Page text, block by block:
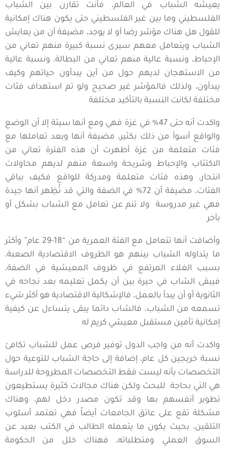
يعيشه الشباب في العالم، فأنت تقارن بين الشباب
الفلسطيني وما بين غير الفلسطيني حتى يكون هناك إمكانية
للقول هل هناك مؤشر رضا أو لا يوجد، مضيفة أن من يعايش
الشباب ويتعامل معهم سيرى نسبة كبيرة منهم تعاني من
الإحباط، ونسبة عالية منهم تعاني من البطالة، ونسبة عالية
من الاستهجان لديهم حول من أين يبدأون حياتهم وكيف
يبدأون، ولذلك فالمؤشر غير صحيح ولو تم استهداف فئات
مختلفة لكانت النسبة بالتأكيد مختلفة
واكدت أنه حتى 47% في غزة فهي ومع أنها سيئة إلا أن الوضع
والواقع أسوأ من ذلك بكثير، مضيفة أنها وبعد تعاملها مع
فئات متعلمة من غزة أظهرت أن هذه الفترة تعاني من
الاكتئاب والإحباط وشريحة واسعة منهم لديهم محاولات
انتحار، وهذه فئات متعلمة ومدركة للواقع فكيف بباقي
الفئات، مضيفة أن 72% في الضفة والتي قد تُظِهر أنها جيدة
فهي غير مدروسة ولا تنم عن تعامل مع الشباب بشكل أو
بآخر
وأضافت أنها تتعامل مع الفئة العمرية من “18-29 عام” وأكثر
ما يتداوله الشباب بينهم هو الظروف الاقتصادية الصعبة،
بسبب الغلاء المرتفع في ظروف المعيشية في الضفة،
فيبقى الشاب في حيرة بين أن يكمل تعليمه بعد نجاحه في
الثانوية أو أن يبدأ بالعمل، فالإشكالية الاقتصادية هو أكثر شيء
تسمعه من الشباب، فالشاب دائما يبقى يتساءل عن كيفية
إمكانية تأمين مستقبل معيشي كريم له
واكدت أنه من واجب الدول توفير فرص عمل للشباب تكافئ
نسبة خريجين كل عام، إضافة إلى حاجة الشباب للتوعية حول
التخصصات بأنه ليست فقط التخصصات المطروحة للدراسة
هي التي بحاجة للبحث ولكن هناك مجالات كثيرة يستطيعون
تطوير أنفسهم بها وقد تكون مصدر دخل لهم، وهناك
مشكلة تقع على عاتق الجامعات أيضاً فهي تعتمد أسلوب
التلقين، بحيث يكون ما يتعمله الطالب في الكتب بعيد عن
السوق العملي ومتطلباته، فهناك خلل من الحكومة